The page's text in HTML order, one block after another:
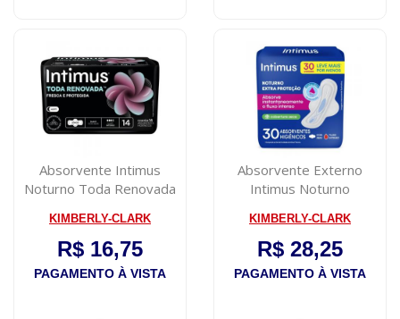
Absorvente Intimus
Noturno Toda Renovada
KIMBERLY-CLARK
R$ 16,75
PAGAMENTO À VISTA
Absorvente Externo
Intimus Noturno
KIMBERLY-CLARK
R$ 28,25
PAGAMENTO À VISTA